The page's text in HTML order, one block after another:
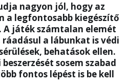
nagyon jól, hogy az
a legfontosabb kiegészítő
A játék számtalan elemét
a lábunkat is védi
behatások ellen.
sosem szabad
fontos lépést is be kell